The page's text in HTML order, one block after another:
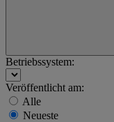
Betriebssystem:
Veröffentlicht am:
Alle
Neueste